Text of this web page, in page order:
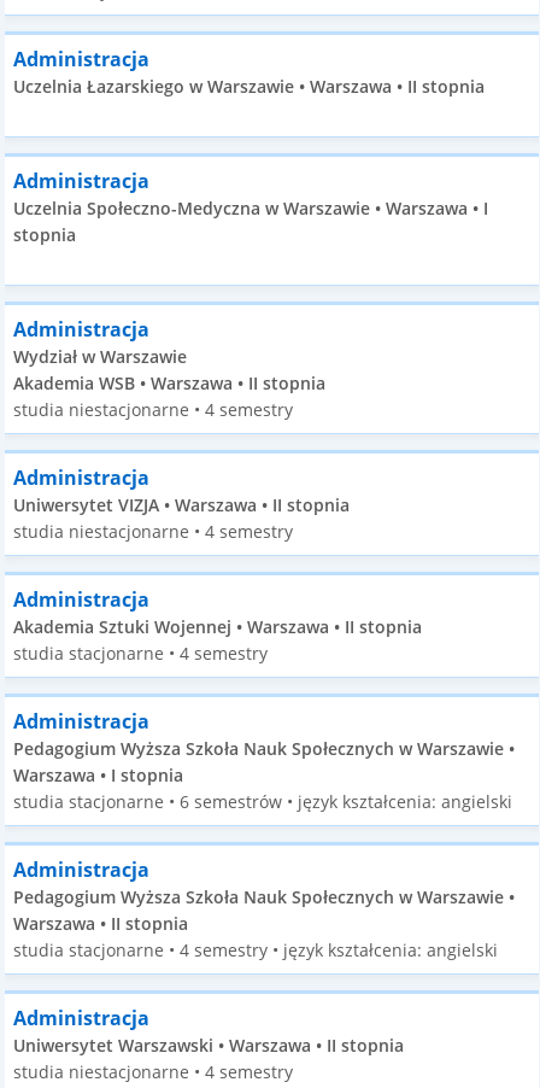
Administracja
Uczelnia Łazarskiego w Warszawie • Warszawa • II stopnia
Administracja
Uczelnia Społeczno-Medyczna w Warszawie • Warszawa • I
stopnia
Administracja
Wydział w Warszawie
Akademia WSB • Warszawa • II stopnia
studia niestacjonarne • 4 semestry
Administracja
Uniwersytet VIZJA • Warszawa • II stopnia
studia niestacjonarne • 4 semestry
Administracja
Akademia Sztuki Wojennej • Warszawa • II stopnia
studia stacjonarne • 4 semestry
Administracja
Pedagogium Wyższa Szkoła Nauk Społecznych w Warszawie •
Warszawa • I stopnia
studia stacjonarne • 6 semestrów • język kształcenia: angielski
Administracja
Pedagogium Wyższa Szkoła Nauk Społecznych w Warszawie •
Warszawa • II stopnia
studia stacjonarne • 4 semestry • język kształcenia: angielski
Administracja
Uniwersytet Warszawski • Warszawa • II stopnia
studia niestacjonarne • 4 semestry